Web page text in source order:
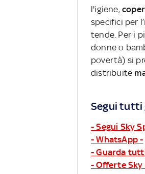
l'igiene,
specifici per
tende. Per i
donne o
povertà) si
distribuite
Segui tutti
- Segui Sky
- WhatsApp -
- Guarda
- Offerte Sky